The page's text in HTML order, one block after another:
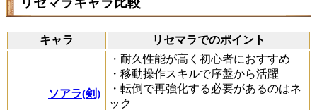
キャラ リセマラでのポイント
ソアラ(剣)
・耐久性能が高く初心者におすすめ
・移動操作スキルで序盤から活躍
・転倒で再強化する必要があるのはネ
ック